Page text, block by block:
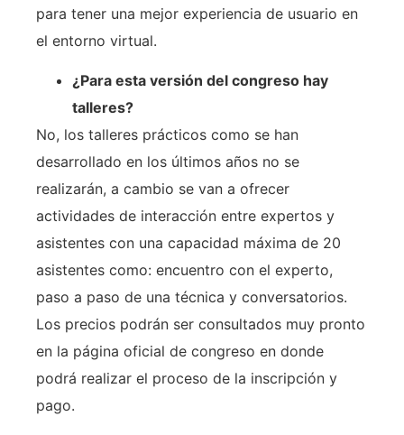
para tener una mejor experiencia de usuario en
el entorno virtual.
¿Para esta versión del congreso hay
talleres?
No, los talleres prácticos como se han
desarrollado en los últimos años no se
realizarán, a cambio se van a ofrecer
actividades de interacción entre expertos y
asistentes con una capacidad máxima de 20
asistentes como: encuentro con el experto,
paso a paso de una técnica y conversatorios.
Los precios podrán ser consultados muy pronto
en la página oficial de congreso en donde
podrá realizar el proceso de la inscripción y
pago.